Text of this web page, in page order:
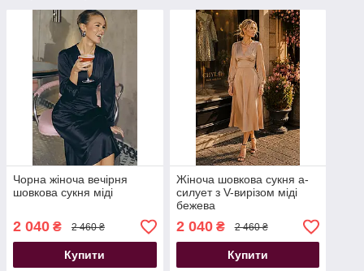
Чорна жіноча вечірня
шовкова сукня міді
2 040 ₴ 2 460 ₴
Купити
Жіноча шовкова сукня а-
силует з V-вирізом міді
бежева
2 040₴ 2 460 ₴
Купити